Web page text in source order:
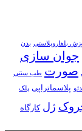
بلفاروپلاستی بدن
جوان سازی
صورت طب سنتی
پلاسماتراپی پلک
ژل کارگاه